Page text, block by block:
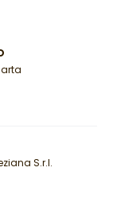
S.r.l.